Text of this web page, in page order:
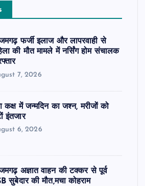
फर्जी इलाज और लापरवाही से
की मौत मामले में नर्सिंग होम संचालक
7, 2026
कक्ष में जन्मदिन का जश्न, मरीजों को
इंतजार
6, 2026
अज्ञात वाहन की टक्कर से पूर्व
सुबेदार की मौत,मचा कोहराम